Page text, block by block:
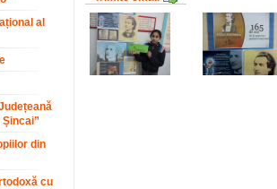
al
Șincai”
din
cu